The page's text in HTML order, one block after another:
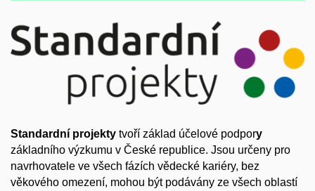
Standardní projekty tvoří základ účelové podpory
základního výzkumu v České republice. Jsou určeny pro
navrhovatele ve všech fázích vědecké kariéry, bez
věkového omezení, mohou být podávány ze všech oblastí